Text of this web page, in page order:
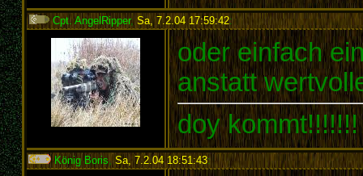
Cpt. AngelRipper, Sa, 7.2.04 17:59:42:
oder einfach
anstatt
doy kommt!!!!!!!
König Boris ,Sa, 7.2.04 18:51:43: